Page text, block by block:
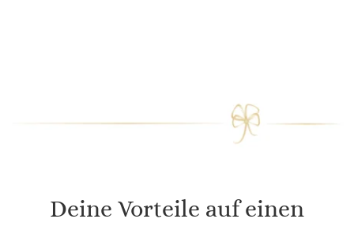
Deine Vorteile auf einen